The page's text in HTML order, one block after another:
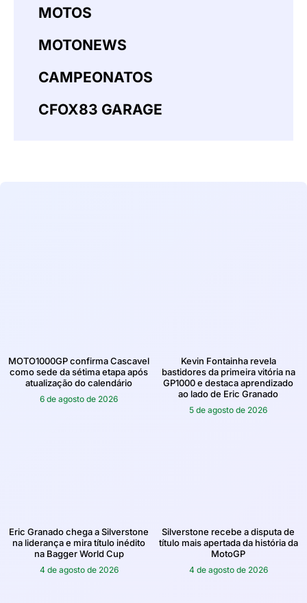
MOTOS
MOTONEWS
CAMPEONATOS
CFOX83 GARAGE
MOTO1000GP confirma Cascavel
como sede da sétima etapa após
atualização do calendário
6 de agosto de 2026
Kevin Fontainha revela
bastidores da primeira vitória na
GP1000 e destaca aprendizado
ao lado de Eric Granado
5 de agosto de 2026
Eric Granado chega a Silverstone
na liderança e mira título inédito
na Bagger World Cup
4 de agosto de 2026
Silverstone recebe a disputa de
título mais apertada da história da
MotoGP
4 de agosto de 2026